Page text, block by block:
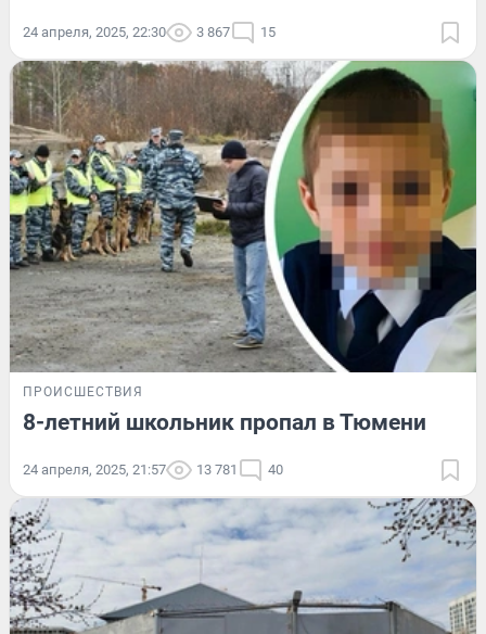
24 апреля, 2025, 22:30 3 867 15
ПРОИСШЕСТВИЯ
8-летний школьник пропал в Тюмени
24 апреля, 2025, 21:57 13 781 40